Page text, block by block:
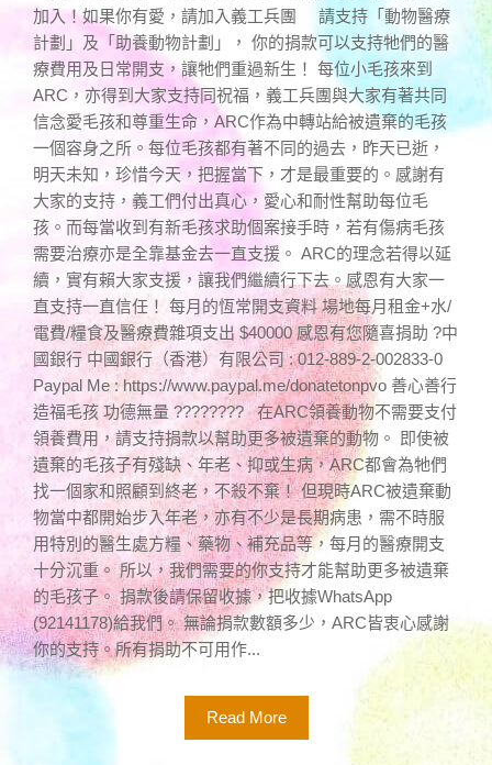
加入！如果你有愛，請加入義工兵團 請支持「動物醫療
計劃」及「助養動物計劃」， 你的捐款可以支持牠們的醫
療費用及日常開支，讓牠們重過新生！ 每位小毛孩來到
ARC，亦得到大家支持同祝福，義工兵團與大家有著共同
信念愛毛孩和尊重生命，ARC作為中轉站給被遺棄的毛孩
一個容身之所。每位毛孩都有著不同的過去，昨天已逝，
明天未知，珍惜今天，把握當下，才是最重要的。感謝有
大家的支持，義工們付出真心，愛心和耐性幫助每位毛
孩。而每當收到有新毛孩求助個案接手時，若有傷病毛孩
需要治療亦是全靠基金去一直支援。 ARC的理念若得以延
續，實有賴大家支援，讓我們繼續行下去。感恩有大家一
直支持一直信任！ 每月的恆常開支資料 場地每月租金+水/
電費/糧食及醫療費雜項支出 $40000 感恩有您隨喜捐助 ?中
國銀行 中國銀行（香港）有限公司 : 012-889-2-002833-0
Paypal Me : https://www.paypal.me/donatetonpvo 善心善行
造福毛孩 功德無量 ???????? 在ARC領養動物不需要支付
領養費用，請支持捐款以幫助更多被遺棄的動物。 即使被
遺棄的毛孩子有殘缺、年老、抑或生病，ARC都會為牠們
找一個家和照顧到終老，不殺不棄！ 但現時ARC被遺棄動
物當中都開始步入年老，亦有不少是長期病患，需不時服
用特別的醫生處方糧、藥物、補充品等，每月的醫療開支
十分沉重。 所以，我們需要的你支持才能幫助更多被遺棄
的毛孩子。 捐款後請保留收據，把收據WhatsApp
(92141178)給我們。 無論捐款數額多少，ARC皆衷心感謝
你的支持。所有捐助不可用作...
Read More